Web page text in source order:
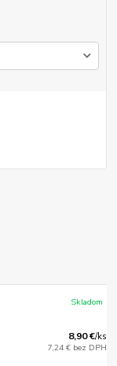
8,90 €/ks
7,24 € bez DPH
Skladom